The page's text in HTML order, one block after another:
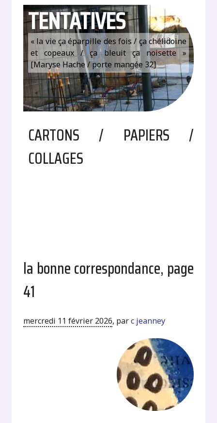
TENTATIVES
« la vie ça éparpille des fois / ça chélidoine
et copeaux / ça bleuit ça noisette »
[Maryse Hache / porte mangée 32]
CARTONS / PAPIERS /
COLLAGES
la bonne correspondance, page
41
mercredi 11 février 2026, parc jeanney